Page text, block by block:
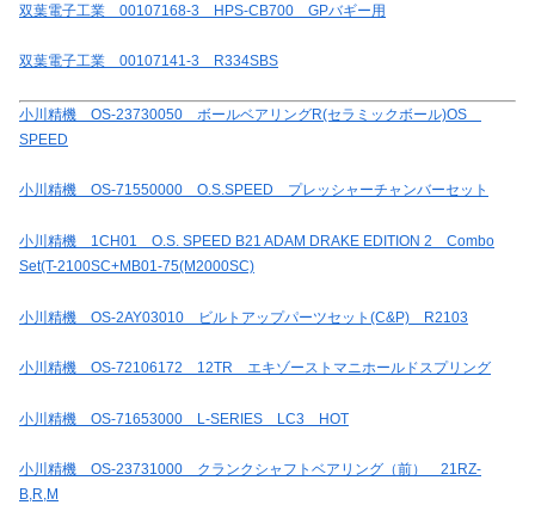
双葉電子工業 00107168-3 HPS-CB700 GPバギー用
双葉電子工業 00107141-3 R334SBS
小川精機 OS-23730050 ボールベアリングR(セラミックボール)OS
SPEED
小川精機 OS-71550000 O.S.SPEED プレッシャーチャンバーセット
小川精機 1CH01 O.S. SPEED B21 ADAM DRAKE EDITION 2 Combo
Set(T-2100SC+MB01-75(M2000SC)
小川精機 OS-2AY03010 ビルトアップパーツセット(C&P) R2103
小川精機 OS-72106172 12TR エキゾーストマニホールドスプリング
小川精機 OS-71653000 L-SERIES LC3 HOT
小川精機 OS-23731000 クランクシャフトベアリング（前） 21RZ-
B,R,M